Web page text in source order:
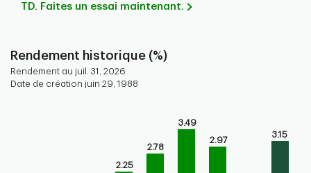
TD. Faites un essai maintenant.
Rendement historique (%)
Rendement au juil. 31, 2026
Date de création juin 29, 1988
Bar chart for historical performance of the fund
2.25
2.78
3.49
2.97
3.15